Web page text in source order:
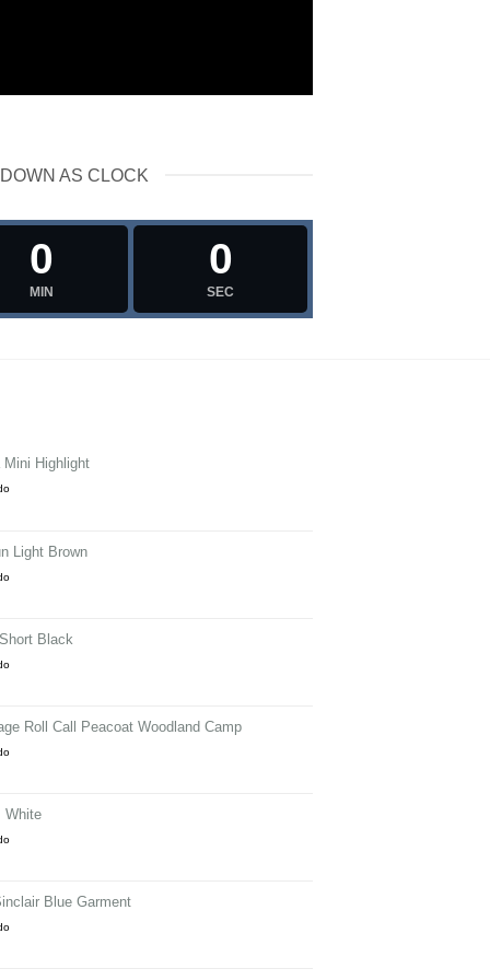
AS CLOCK
0
MIN
0
SEC
Highlight
Light Brown
Black
Roll Call Peacoat Woodland Camp
White
Blue Garment